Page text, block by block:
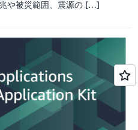
や被災範囲、震源の […]